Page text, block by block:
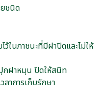
ชนิด
ว้ในภาชนะที่มีฝาปิดและไม่ให้
ปุกฝาหมุน ปิดให้สนิท
ลาการเก็บรักษา